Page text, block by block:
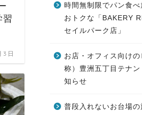
習
3日
時間無制限でパン食
おトクな「BAKERY
セイルパーク店」
お店・オフィス向け
称）豊洲五丁目テナ
知らせ
普段入れないお台場